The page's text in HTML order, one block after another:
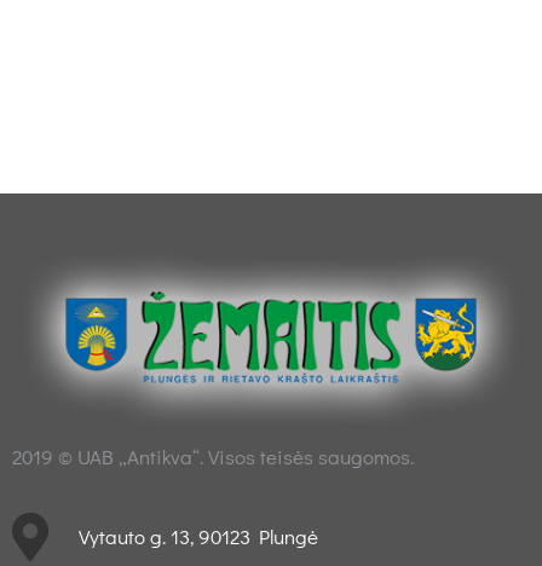
2019 © UAB „Antikva“. Visos teisės saugomos.
Vytauto g. 13, 90123 Plungė